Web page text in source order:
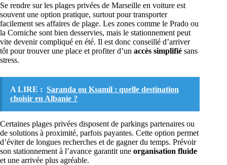
Se rendre sur les plages privées de Marseille en voiture est
souvent une option pratique, surtout pour transporter
facilement ses affaires de plage. Les zones comme le Prado ou
la Corniche sont bien desservies, mais le stationnement peut
vite devenir compliqué en été. Il est donc conseillé d’arriver
tôt pour trouver une place et profiter d’un accès simplifié sans
stress.
A LIRE : Saranda ou Ksamil : quelle destination
choisir en Albanie ?
Certaines plages privées disposent de parkings partenaires ou
de solutions à proximité, parfois payantes. Cette option permet
d’éviter de longues recherches et de gagner du temps. Prévoir
son stationnement à l’avance garantit une organisation fluide
et une arrivée plus agréable.